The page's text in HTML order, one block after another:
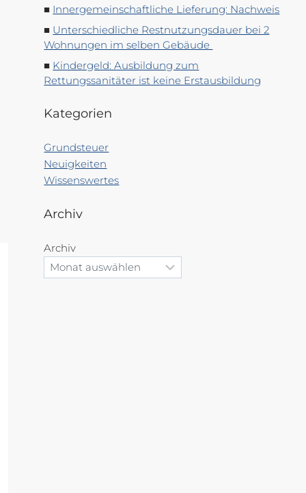
Innergemeinschaftliche Lieferung: Nachweis
Unterschiedliche Restnutzungsdauer bei 2
Wohnungen im selben Gebäude
Kindergeld: Ausbildung zum
Rettungssanitäter ist keine Erstausbildung
Kategorien
Grundsteuer
Neuigkeiten
Wissenswertes
Archiv
Archiv